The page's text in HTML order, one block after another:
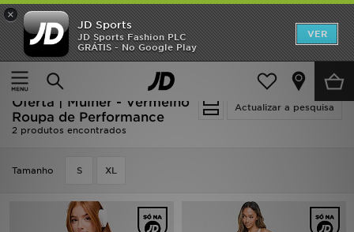
×
JD Sports
JD Sports Fashion PLC
GRÁTIS - No Google Play
VER
Página principal
Mulher
Roupa de Mulher
Actualizar a pesquisa
Oferta | Mulher - Vermelho
Roupa de Performance
2 produtos encontrados
Tamanho S XL
INÍCIO
Promoções
NOVIDADES
HOMEM
MULHER
CRIANÇA